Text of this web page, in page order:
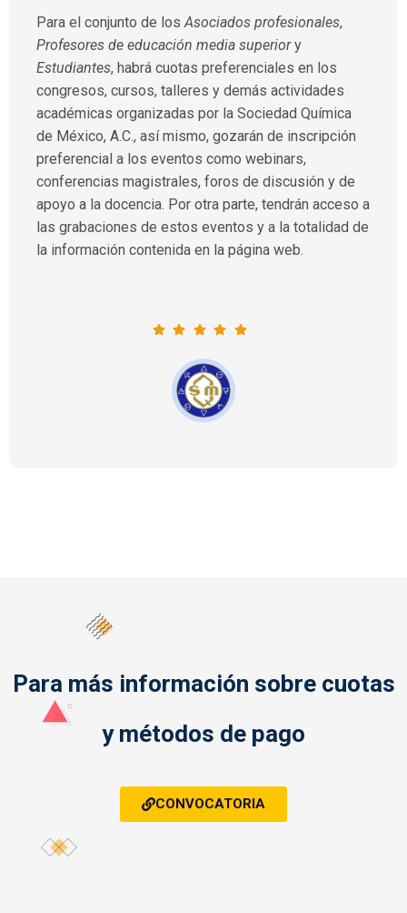
Para el conjunto de los Asociados profesionales,
Profesores de educación media superiory
Estudiantes, habrá cuotas preferenciales en los
congresos, cursos, talleres y demás actividades
académicas organizadas por la Sociedad Química
de México, A.C., así mismo, gozarán de inscripción
preferencial a los eventos como webinars,
conferencias magistrales, foros de discusión y de
apoyo a la docencia. Por otra parte, tendrán acceso a
las grabaciones de estos eventos y a la totalidad de
la información contenida en la página web.
Para más información sobre cuotas
y métodos de pago
CONVOCATORIA